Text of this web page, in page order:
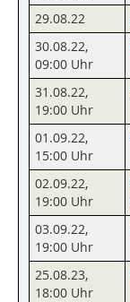
29.08.22
30.08.22,
09:00 Uhr
31.08.22,
19:00 Uhr
01.09.22,
15:00 Uhr
02.09.22,
19:00 Uhr
03.09.22,
19:00 Uhr
25.08.23,
18:00 Uhr